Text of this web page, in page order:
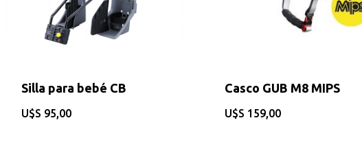
Silla para bebé CB
$ 95,00
Casco GUB M8 MIPS
$ 159,00